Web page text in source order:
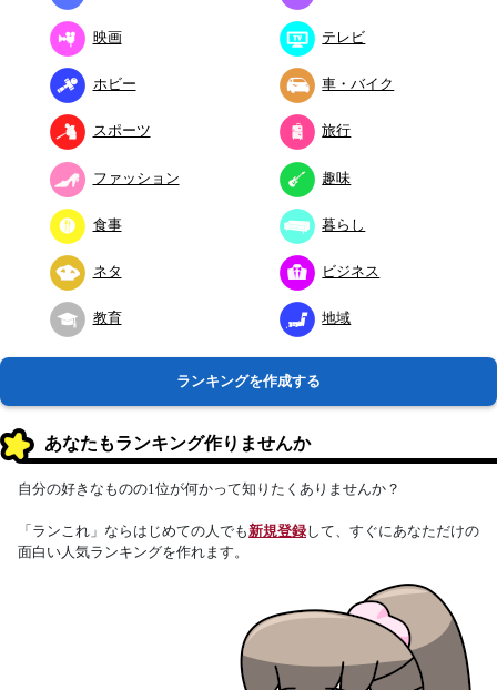
映画 テレビ
ホビー 車・バイク
スポーツ 旅行
ファッション 趣味
食事 暮らし
ネタ ビジネス
教育 地域
ランキングを作成する
あなたもランキング作りませんか
自分の好きなものの1位が何かって知りたくありませんか？
「ランこれ」ならはじめての人でも新規登録して、すぐにあなただけの
面白い人気ランキングを作れます。